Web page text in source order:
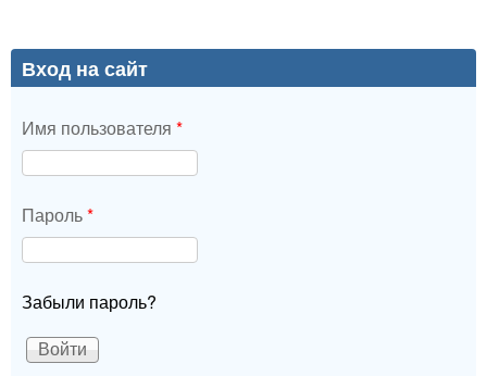
Вход на сайт
Имя пользователя *
Пароль*
Забыли пароль?